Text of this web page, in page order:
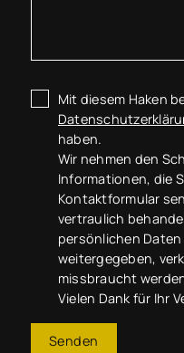
Mit diesem Haken
haben.
Wir nehmen den
Informationen, die
Kontaktformular
vertraulich
persönlichen
weitergegeben,
missbraucht
Vielen Dank für Ihr
Senden